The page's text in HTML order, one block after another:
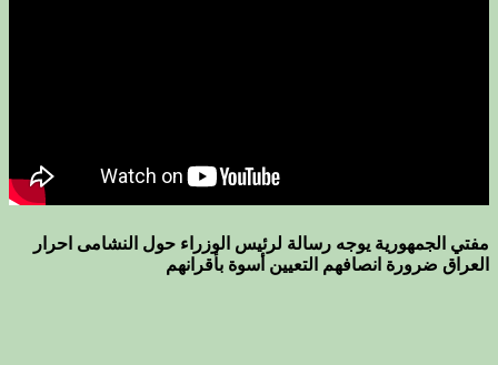
مفتي الجمهورية يوجه رسالة لرئيس الوزراء حول النشامى احرار
العراق ضرورة انصافهم التعيين أسوة بأقرانهم